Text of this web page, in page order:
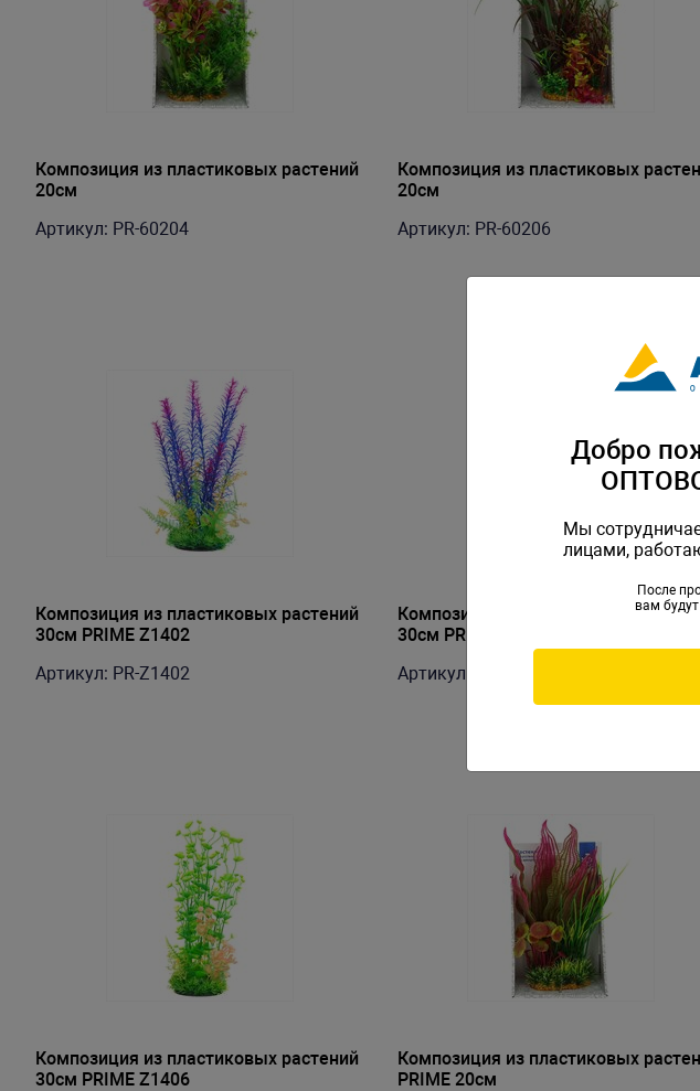
Композиция из пластиковых растений
20см
Артикул: PR-60204
Композиция из пластиковых
20см
Артикул: PR-60206
Композиция из пластиковых растений
30см PRIME Z1402
Артикул: PR-Z1402
Композиция из пластиковых
30см PRIME Z1403
Артикул: PR-Z1403
Композиция из пластиковых растений
30см PRIME Z1406
Композиция из пластиковых
PRIME 20см
Добро
Мы
лицами,
После
вам